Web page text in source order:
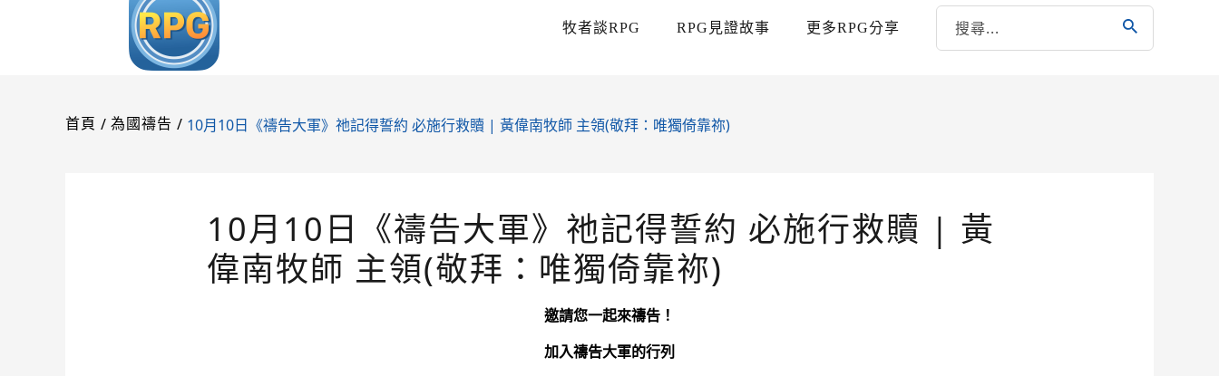
牧者談RPG RPG見證故事 更多RPG分享
首頁 / 為國禱告 / 10月10日《禱告大軍》祂記得誓約 必施行救贖 | 黃偉南牧師 主領(敬拜：唯獨倚靠祢)
10月10日《禱告大軍》祂記得誓約 必施行救贖 | 黃
偉南牧師 主領(敬拜：唯獨倚靠祢)
邀請您一起來禱告！
加入禱告大軍的行列